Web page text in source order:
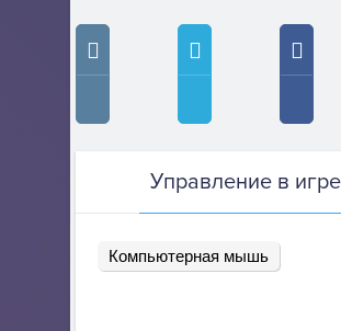
Управление в игре
Компьютерная мышь